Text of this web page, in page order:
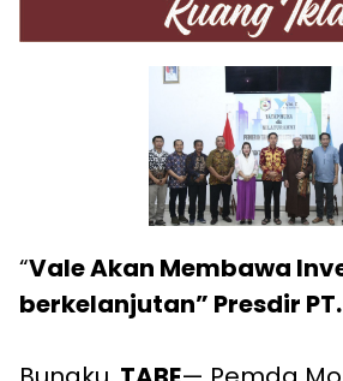
“Vale Akan Membawa
berkelanjutan” Presdir